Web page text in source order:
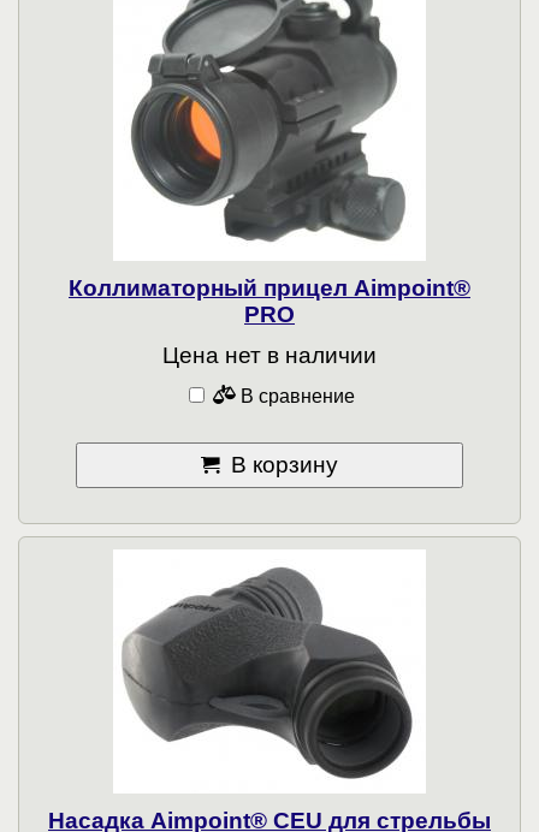
Коллиматорный прицел Aimpoint®
PRO
Цена нет в наличии
В сравнение
В корзину
Насадка Aimpoint® CEU для стрельбы